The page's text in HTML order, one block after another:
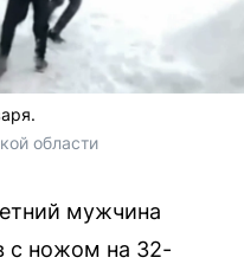
области
мужчина
с ножом на 32-